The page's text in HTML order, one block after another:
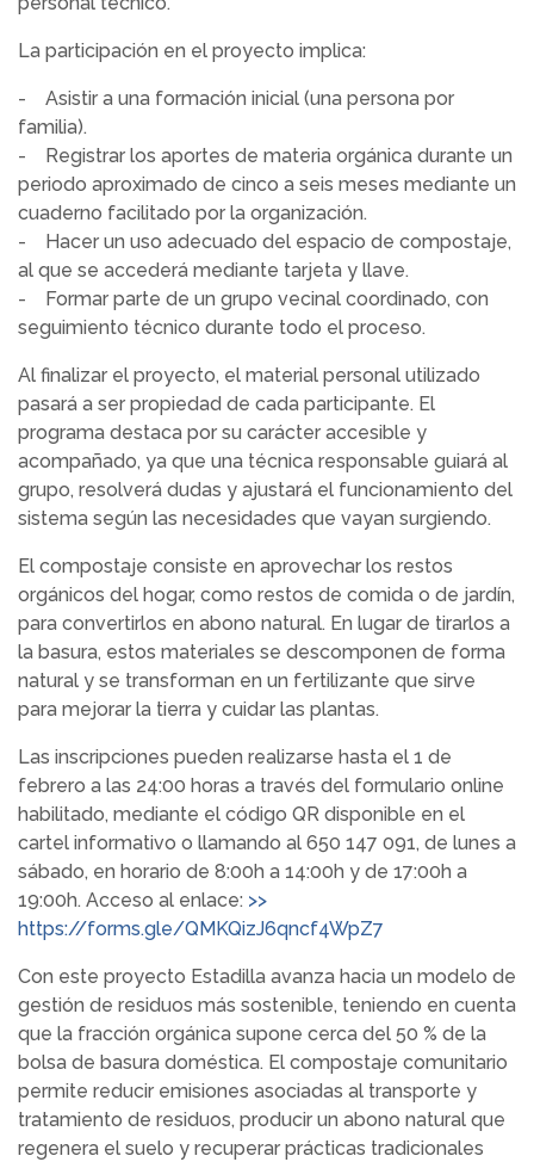
La participación en el proyecto implica:
- Asistir a una formación inicial (una persona por
familia).
- Registrar los aportes de materia orgánica durante un
periodo aproximado de cinco a seis meses mediante un
cuaderno facilitado por la organización.
- Hacer un uso adecuado del espacio de compostaje,
al que se accederá mediante tarjeta y llave.
- Formar parte de un grupo vecinal coordinado, con
seguimiento técnico durante todo el proceso.
Al finalizar el proyecto, el material personal utilizado
pasará a ser propiedad de cada participante. El
programa destaca por su carácter accesible y
acompañado, ya que una técnica responsable guiará al
grupo, resolverá dudas y ajustará el funcionamiento del
sistema según las necesidades que vayan surgiendo.
El compostaje consiste en aprovechar los restos
orgánicos del hogar, como restos de comida o de jardín,
para convertirlos en abono natural. En lugar de tirarlos a
la basura, estos materiales se descomponen de forma
natural y se transforman en un fertilizante que sirve
para mejorar la tierra y cuidar las plantas.
Las inscripciones pueden realizarse hasta el 1 de
febrero a las 24:00 horas a través del formulario online
habilitado, mediante el código QR disponible en el
cartel informativo o llamando al 650 147 091, de lunes a
sábado, en horario de 8:00h a 14:00h y de 17:00h a
19:00h. Acceso al enlace: >>
https://forms.gle/QMKQizJ6qncf4WpZ7
Con este proyecto Estadilla avanza hacia un modelo de
gestión de residuos más sostenible, teniendo en cuenta
que la fracción orgánica supone cerca del 50 % de la
bolsa de basura doméstica. El compostaje comunitario
permite reducir emisiones asociadas al transporte y
tratamiento de residuos, producir un abono natural que
regenera el suelo y recuperar prácticas tradicionales